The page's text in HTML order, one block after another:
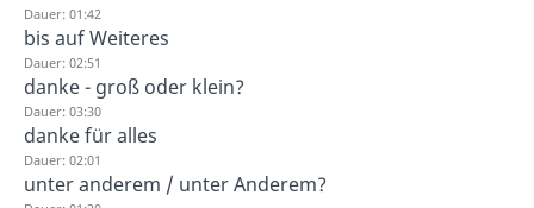
Dauer: 01:42
bis auf Weiteres
Dauer: 02:51
danke - groß oder klein?
Dauer: 03:30
danke für alles
Dauer: 02:01
unter anderem / unter Anderem?